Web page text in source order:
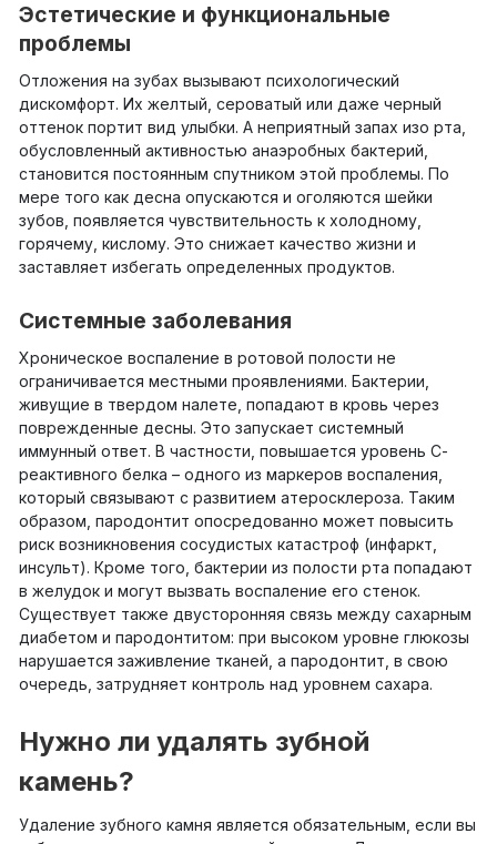
Эстетические и функциональные
проблемы
Отложения на зубах вызывают психологический
дискомфорт. Их желтый, сероватый или даже черный
оттенок портит вид улыбки. А неприятный запах изо рта,
обусловленный активностью анаэробных бактерий,
становится постоянным спутником этой проблемы. По
мере того как десна опускаются и оголяются шейки
зубов, появляется чувствительность к холодному,
горячему, кислому. Это снижает качество жизни и
заставляет избегать определенных продуктов.
Системные заболевания
Хроническое воспаление в ротовой полости не
ограничивается местными проявлениями. Бактерии,
живущие в твердом налете, попадают в кровь через
поврежденные десны. Это запускает системный
иммунный ответ. В частности, повышается уровень С-
реактивного белка – одного из маркеров воспаления,
который связывают с развитием атеросклероза. Таким
образом, пародонтит опосредованно может повысить
риск возникновения сосудистых катастроф (инфаркт,
инсульт). Кроме того, бактерии из полости рта попадают
в желудок и могут вызвать воспаление его стенок.
Существует также двусторонняя связь между сахарным
диабетом и пародонтитом: при высоком уровне глюкозы
нарушается заживление тканей, а пародонтит, в свою
очередь, затрудняет контроль над уровнем сахара.
Нужно ли удалять зубной
камень?
Удаление зубного камня является обязательным, если вы